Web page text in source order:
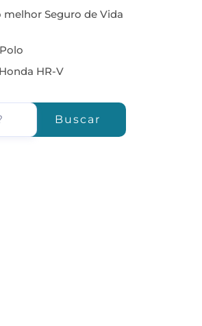
Seguro de Vida
HR-V
Buscar